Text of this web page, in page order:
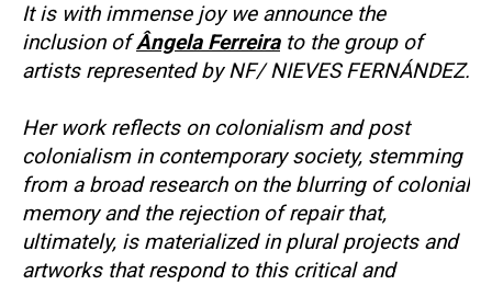
It is with immense joy we announce the
inclusion ofÂngela Ferreirato the group of
artists represented by NF/ NIEVES FERNÁNDEZ.
Her work reflects on colonialism and post
colonialism in contemporary society, stemming
from a broad research on the blurring of colonial
memory and the rejection of repair that,
ultimately, is materialized in plural projects and
artworks that respond to this critical and